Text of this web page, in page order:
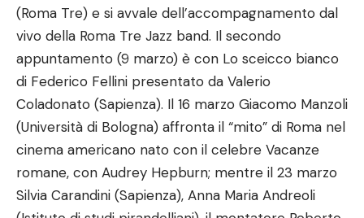
(Roma Tre) e si avvale dell’accompagnamento dal
vivo della Roma Tre Jazz band. Il secondo
appuntamento (9 marzo) è con Lo sceicco bianco
di Federico Fellini presentato da Valerio
Coladonato (Sapienza). Il 16 marzo Giacomo Manzoli
(Università di Bologna) affronta il “mito” di Roma nel
cinema americano nato con il celebre Vacanze
romane, con Audrey Hepburn; mentre il 23 marzo
Silvia Carandini (Sapienza), Anna Maria Andreoli